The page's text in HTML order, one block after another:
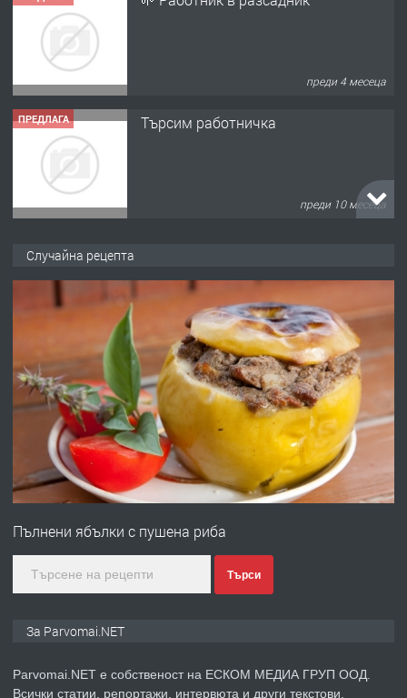
ПРЕДЛАГА
ПРЕДЛАГА
запазени матраци за спални.
ПРЕДЛАГА Работа за общи работници
преди 1 година
ПРЕДЛАГА
Първи поход "По стъпките на Ангел
Войвода"
ПРЕДЛАГА
Монтажник на малки детайли за
медицинската индустрия
ПРЕДЛАГА Уроци по Математика
Случайна рецепта
Пълнени ябълки с пушена риба
Търси
За Parvomai.NET
Parvomai.NET е собственост на ЕСКОМ МЕДИА ГРУП ООД.
Всички статии, репортажи, интервюта и други текстови,